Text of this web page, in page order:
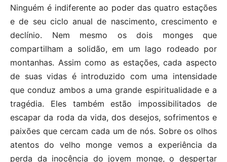
Ninguém é indiferente ao poder das quatro estações
e de seu ciclo anual de nascimento, crescimento e
declínio. Nem mesmo os dois monges que
compartilham a solidão, em um lago rodeado por
montanhas. Assim como as estações, cada aspecto
de suas vidas é introduzido com uma intensidade
que conduz ambos a uma grande espiritualidade e a
tragédia. Eles também estão impossibilitados de
escapar da roda da vida, dos desejos, sofrimentos e
paixões que cercam cada um de nós. Sobre os olhos
atentos do velho monge vemos a experiência da
perda da inocência do jovem monge, o despertar